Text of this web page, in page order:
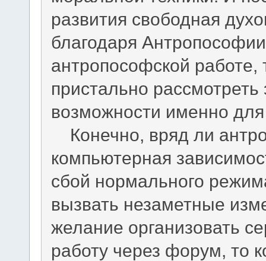
развития свободная
благодаря
антропософской
пристально
возможности именно
Конечно, вряд ли
компьютерная
сбой нормального
вызвать незаметные
желание организовать
работу через форум, то